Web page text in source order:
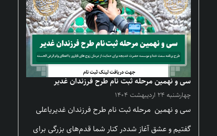
سی و نهمین مرحله ثبت نام طرح فرزندان غدیر
چهارشنبه ۲۴ اردیبهشت ۱۴۰۴
سی و نهمین مرحله ثبت نام طرح فرزندان غدیریاعلی
گفتیم و عشق آغاز شددر کنار شما قدم‌های بزرگی برای